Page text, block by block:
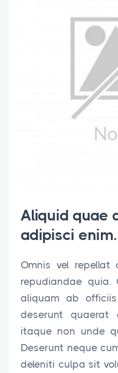
Aliquid quae
adipisci enim.
Omnis vel repellat
repudiandae
aliquam ab
deserunt quaerat
itaque non unde
Deserunt neque
deleniti culpa sit